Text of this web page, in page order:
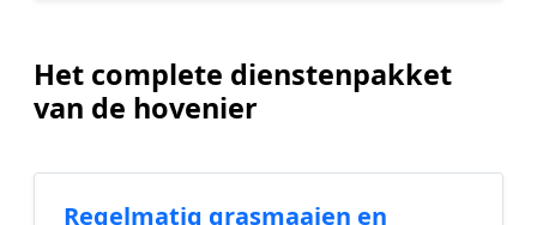
Het complete dienstenpakket
van de hovenier
Regelmatig grasmaaien en